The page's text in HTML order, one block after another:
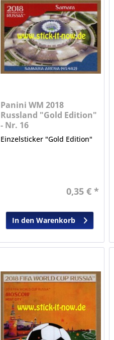
Panini WM 2018
Russland "Gold Edition"
- Nr. 16
Einzelsticker "Gold Edition"
0,35 € *
In den Warenkorb